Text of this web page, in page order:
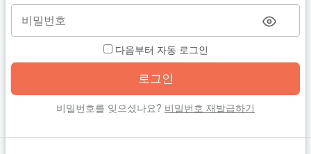
다음부터 자동 로그인
비밀번호를 잊으셨나요? 비밀번호 재발급하기